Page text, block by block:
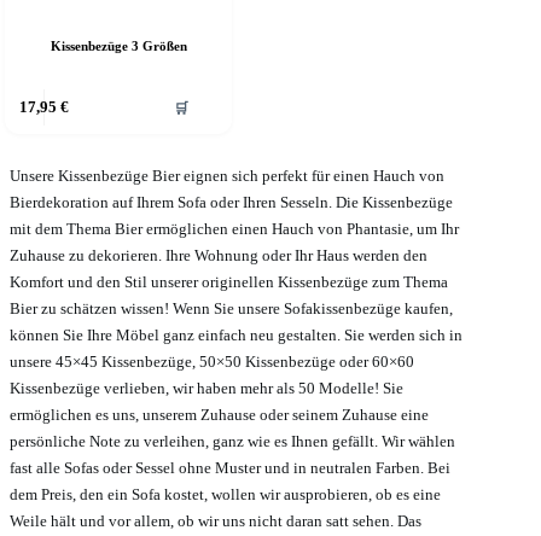
Kissenbezüge 3 Größen
17,95 € 🛒
Unsere Kissenbezüge Bier eignen sich perfekt für einen Hauch von
Bierdekoration auf Ihrem Sofa oder Ihren Sesseln. Die Kissenbezüge
mit dem Thema Bier ermöglichen einen Hauch von Phantasie, um Ihr
Zuhause zu dekorieren. Ihre Wohnung oder Ihr Haus werden den
Komfort und den Stil unserer originellen Kissenbezüge zum Thema
Bier zu schätzen wissen! Wenn Sie unsere Sofakissenbezüge kaufen,
können Sie Ihre Möbel ganz einfach neu gestalten. Sie werden sich in
unsere 45×45 Kissenbezüge, 50×50 Kissenbezüge oder 60×60
Kissenbezüge verlieben, wir haben mehr als 50 Modelle! Sie
ermöglichen es uns, unserem Zuhause oder seinem Zuhause eine
persönliche Note zu verleihen, ganz wie es Ihnen gefällt. Wir wählen
fast alle Sofas oder Sessel ohne Muster und in neutralen Farben. Bei
dem Preis, den ein Sofa kostet, wollen wir ausprobieren, ob es eine
Weile hält und vor allem, ob wir uns nicht daran satt sehen. Das